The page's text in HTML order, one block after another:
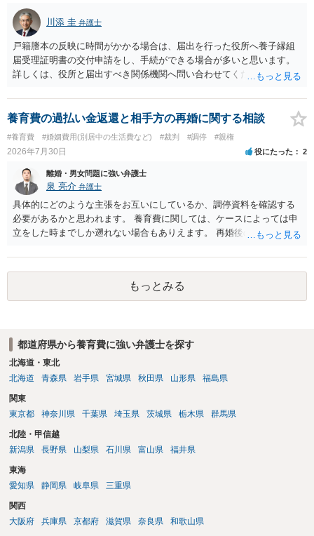
や費用などを踏まえて個別に検討することになります。公正証書の他
の条項において、養育費の終期についてどのように定められている
か、大学進学に関する定めの有無、「教育費」「進学費用」に関する
定めの有無等について確認する必要があると考えられます。
川添 圭 弁護士
戸籍謄本の反映に時間がかかる場合は、届出を行った役所へ養子縁組
届受理証明書の交付申請をし、手続ができる場合が多いと思います。
詳しくは、役所と届出すべき関係機関へ問い合わせてください。
養育費の過払い金返還と相手方の再婚に関する相談
#養育費 #婚姻費用(別居中の生活費など) #裁判 #調停 #親権
2026年7月30日 役にたった 2
離婚・男女問題に強い弁護士
泉 亮介 弁護士
具体的にどのような主張をお互いにしているか、調停資料を確認する
必要があるかと思われます。 養育費に関しては、ケースによっては申
立をした時までしか遡れない場合もありえます。 再婚後の相手方の行
養育費に関するやりとり等があればそちらについても確認する必要が
あるでしょう。 公開相談の場での回答よりも個別に弁護士にご相談さ
れることをお勧めいたします。もっとみる
都道府県から養育費に強い弁護士を探す
北海道・東北
北海道
青森県 岩手県 宮城県 秋田県 山形県 福島県
関東
東京都
神奈川県 千葉県 埼玉県 茨城県 栃木県 群馬県
北陸・甲信越
新潟県
長野県 山梨県 石川県 富山県 福井県
東海
愛知県
静岡県 岐阜県 三重県
関西
大阪府
兵庫県 京都府 滋賀県 奈良県 和歌山県